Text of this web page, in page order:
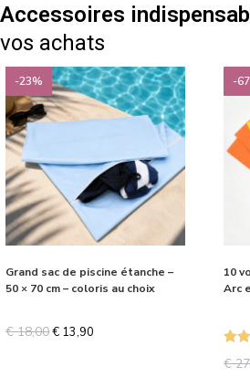
Accessoires
vos achats
-23%
Grand sac de piscine étanche –
50 × 70 cm – coloris au choix
€18,00€ 13,90
-
10
Arc
€